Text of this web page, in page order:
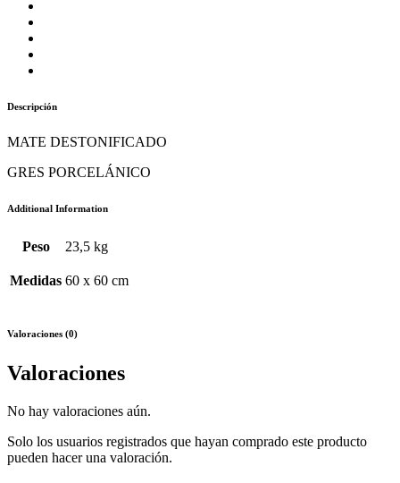
Descripción
MATE DESTONIFICADO
GRES PORCELÁNICO
Additional Information
Peso 23,5 kg
Medidas 60 x 60 cm
Valoraciones (0)
Valoraciones
No hay valoraciones aún.
Solo los usuarios registrados que hayan comprado este producto
pueden hacer una valoración.